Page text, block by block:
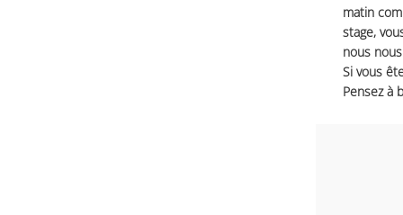
matin
stage,
nous
Si vous
Pensez à